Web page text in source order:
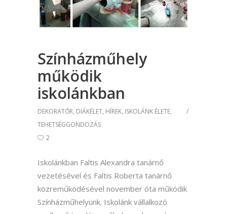
Színházműhely
működik
iskolánkban
DEKORATŐR, DIÁKÉLET, HÍREK, ISKOLÁNK ÉLETE,
TEHETSÉGGONDOZÁS
2
Iskolánkban Faltis Alexandra tanárnő
vezetésével és Faltis Roberta tanárnő
közreműködésével november óta működik
Színházműhelyünk. Iskolánk vállalkozó